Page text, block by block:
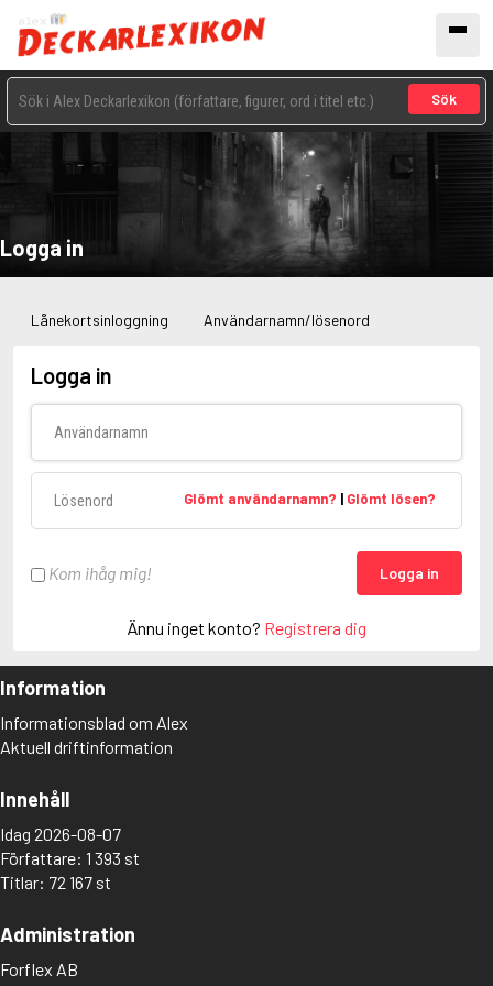
Sök
Logga in
Lånekortsinloggning Användarnamn/lösenord
Logga in
Glömt användarnamn? | Glömt lösen?
Kom ihåg mig! Logga in
Ännu inget konto? Registrera dig
Information
Informationsblad om Alex
Aktuell driftinformation
Innehåll
Idag 2026-08-07
Författare: 1 393 st
Titlar: 72 167 st
Administration
Forflex AB